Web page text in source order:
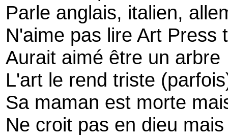
Parle anglais, italien,
N'aime pas lire Art Press
Aurait aimé être un arbre
L'art le rend triste
Sa maman est morte
Ne croit pas en dieu